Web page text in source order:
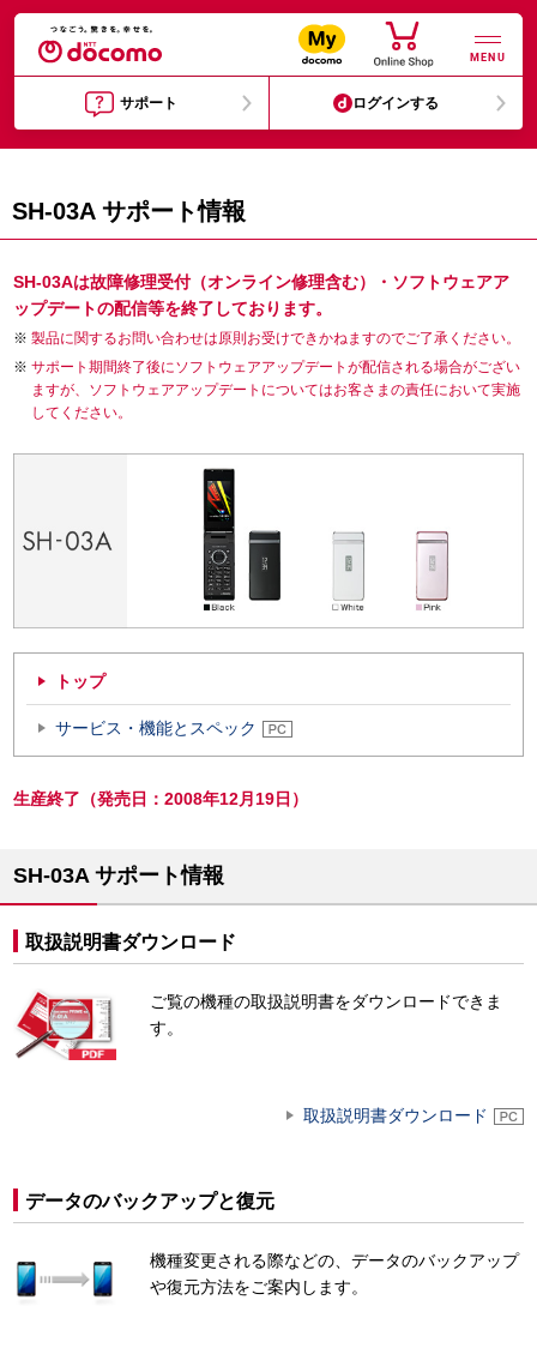
MENU
サポート ログインする
SH-03A サポート情報
SH-03Aは故障修理受付（オンライン修理含む）・ソフトウェアア
ップデートの配信等を終了しております。
製品に関するお問い合わせは原則お受けできかねますのでご了承ください。
サポート期間終了後にソフトウェアアップデートが配信される場合がござい
ますが、ソフトウェアアップデートについてはお客さまの責任において実施
してください。
トップ
サービス・機能とスペック
生産終了（発売日：2008年12月19日）
SH-03A サポート情報
取扱説明書ダウンロード
ご覧の機種の取扱説明書をダウンロードできま
す。
取扱説明書ダウンロード
データのバックアップと復元
機種変更される際などの、データのバックアップ
や復元方法をご案内します。